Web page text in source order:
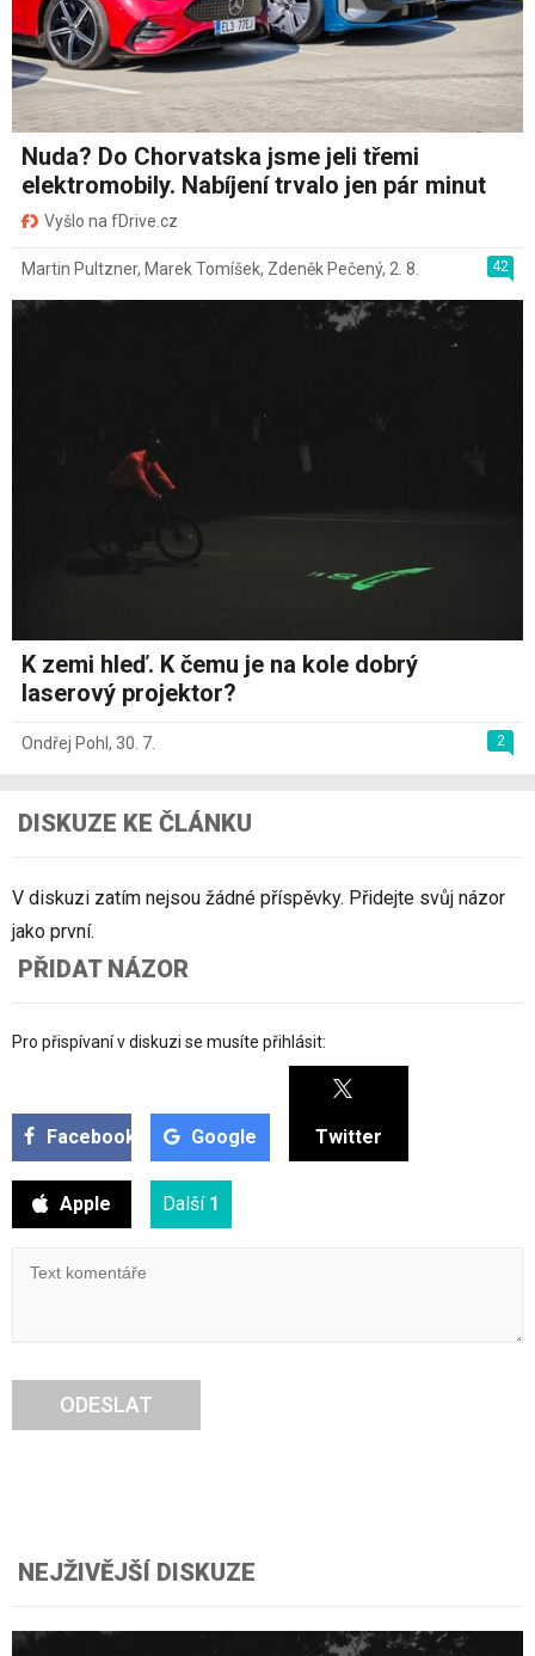
Nuda? Do Chorvatska jsme jeli třemi
elektromobily. Nabíjení trvalo jen pár minut
Vyšlo na fDrive.cz
42
Martin Pultzner, Marek Tomíšek, Zdeněk Pečený, 2. 8.
K zemi hleď. K čemu je na kole dobrý
laserový projektor?
2
Ondřej Pohl , 30. 7.
DISKUZE KE ČLÁNKU
V diskuzi zatím nejsou žádné příspěvky. Přidejte svůj názor
jako první.
PŘIDAT NÁZOR
Pro přispívaní v diskuzi se musíte přihlásit:
Facebook Google Twitter
Apple Další 1
ODESLAT
NEJŽIVĚJŠÍ DISKUZE